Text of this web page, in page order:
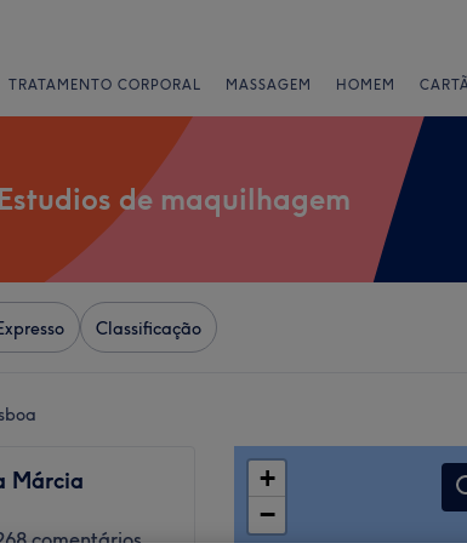
TRATAMENTO CORPORAL MASSAGEM HOMEM
Estudios de maquilhagem
Classificação
Márcia
+
−